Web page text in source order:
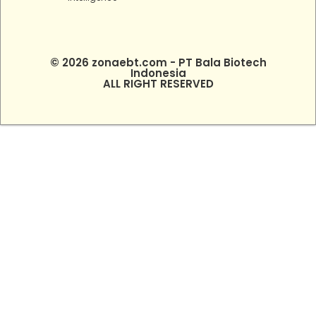
© 2026 zonaebt.com - PT Bala Biotech
Indonesia
ALL RIGHT RESERVED